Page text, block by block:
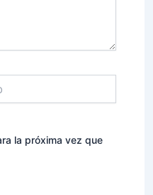
la próxima vez que